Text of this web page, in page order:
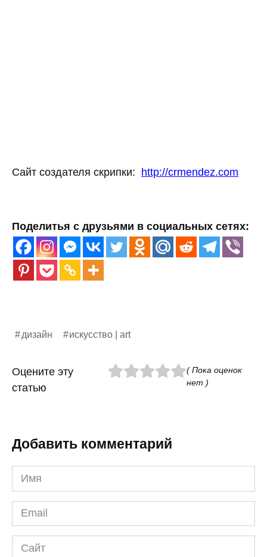
Сайт создателя скрипки: http://crmendez.com
Поделитья с друзьями в социальных сетях:
дизайн искусство | art
Оцените эту
статью
( Пока оценок
нет )
Добавить комментарий
Имя
*
Email
*
Сайт